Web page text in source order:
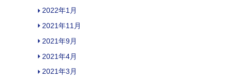
2022年1月
2021年11月
2021年9月
2021年4月
2021年3月